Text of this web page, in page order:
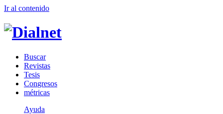
Ir al contenido
Buscar
Revistas
Tesis
Congresos
métricas
Ayuda